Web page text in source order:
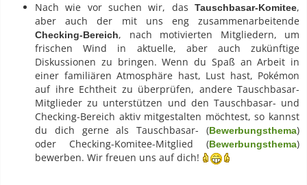
Nach wie vor suchen wir, das Tauschbasar-Komitee,
aber auch der mit uns eng zusammenarbeitende
Checking-Bereich, nach motivierten Mitgliedern, um
frischen Wind in aktuelle, aber auch zukünftige
Diskussionen zu bringen. Wenn du Spaß an Arbeit in
einer familiären Atmosphäre hast, Lust hast, Pokémon
auf ihre Echtheit zu überprüfen, andere Tauschbasar-
Mitglieder zu unterstützen und den Tauschbasar- und
Checking-Bereich aktiv mitgestalten möchtest, so kannst
du dich gerne als Tauschbasar- (Bewerbungsthema)
oder Checking-Komitee-Mitglied (Bewerbungsthema)
bewerben. Wir freuen uns auf dich!